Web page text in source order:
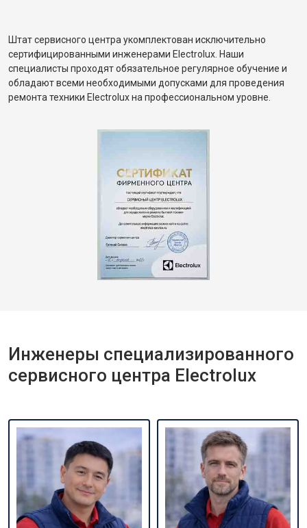
Штат сервисного центра укомплектован исключительно
сертифицированными инженерами Electrolux. Наши
специалисты проходят обязательное регулярное обучение и
обладают всеми необходимыми допусками для проведения
ремонта техники Electrolux на профессиональном уровне.
Инженеры специализированного
сервисного центра Electrolux